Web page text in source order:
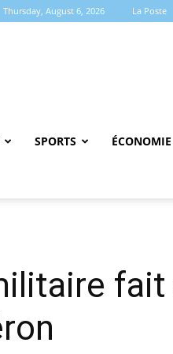
Thursday, August 6, 2026 La Poste
SPORTS ÉCONOMIE
fait